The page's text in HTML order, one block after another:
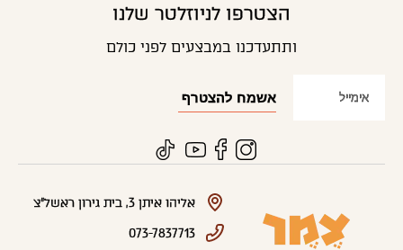
הצטרפו לניוזלטר שלנו
ותתעדכנו במבצעים לפני כולם
אליהו איתן 3, בית גירון ראשל"צ
073-7837713